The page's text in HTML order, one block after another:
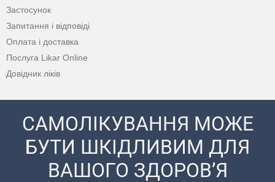
Застосунок
Запитання і відповіді
Оплата і доставка
Послуга Likar Online
Довідник ліків
САМОЛІКУВАННЯ МОЖЕ
БУТИ ШКІДЛИВИМ ДЛЯ
ВАШОГО ЗДОРОВ’Я